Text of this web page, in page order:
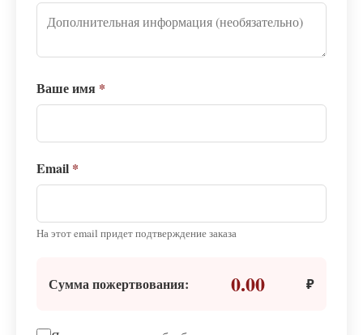
Ваше имя *
Email *
На этот email придет подтверждение заказа
Сумма пожертвования: 0.00 ₽